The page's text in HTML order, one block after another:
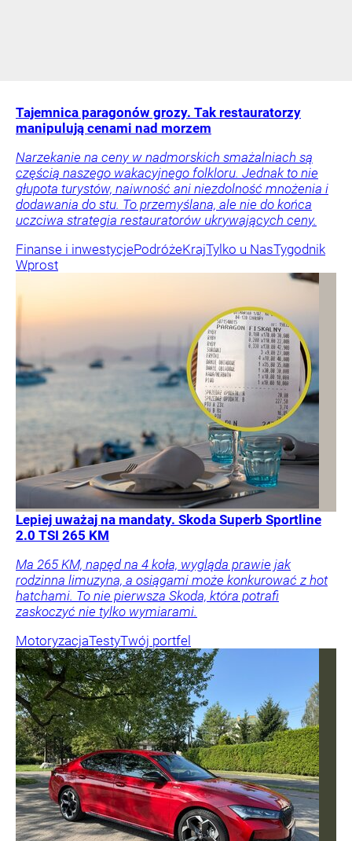
Tajemnica paragonów grozy. Tak restauratorzy
manipulują cenami nad morzem
Narzekanie na ceny w nadmorskich smażalniach są
częścią naszego wakacyjnego folkloru. Jednak to nie
głupota turystów, naiwność ani niezdolność mnożenia i
dodawania do stu. To przemyślana, ale nie do końca
uczciwa strategia restauratorów ukrywających ceny.
Finanse i inwestycjePodróżeKrajTylko u NasTygodnik
Wprost
Lepiej uważaj na mandaty. Skoda Superb Sportline
2.0 TSI 265 KM
Ma 265 KM, napęd na 4 koła, wygląda prawie jak
rodzinna limuzyna, a osiągami może konkurować z hot
hatchami. To nie pierwsza Skoda, która potrafi
zaskoczyć nie tylko wymiarami.
MotoryzacjaTestyTwój portfel